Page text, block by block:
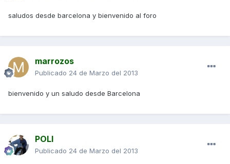
saludos desde barcelona y bienvenido al foro
marrozos
Publicado 24 de Marzo del 2013
bienvenido y un saludo desde Barcelona
POLI
Publicado 24 de Marzo del 2013